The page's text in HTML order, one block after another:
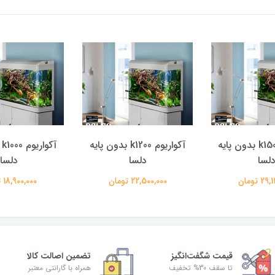
آکواریوم k1500 بدون پایه
دلسا
آکواریوم k1200 بدون پایه
دلسا
22,500,000 تومان
دلسا
18,900,000 تومان
قیمت شگفت‌انگیز
تا سقف 30% تخفیف
تضمین اصالت کالا
همراه با گارانتی معتبر